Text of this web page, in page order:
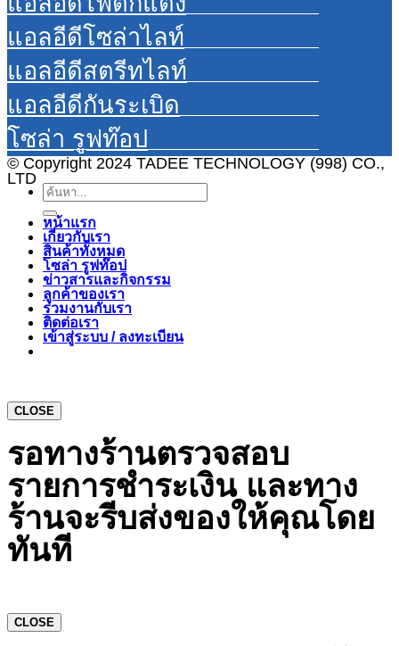
แอลอีดีโซล่าไลท์
แอลอีดีสตรีทไลท์
แอลอีดีกันระเบิด
โซล่า รูฟท๊อป
© Copyright 2024 TADEE TECHNOLOGY (998) CO.,
LTD
ค้นหา:
หน้าแรก
เกี่ยวกับเรา
สินค้าทั้งหมด
โซล่า รูฟท๊อป
ข่าวสารและกิจกรรม
ลูกค้าของเรา
ร่วมงานกับเรา
ติดต่อเรา
เข้าสู่ระบบ / ลงทะเบียน
CLOSE
รอทางร้านตรวจสอบ
รายการชำระเงิน และทาง
ร้านจะรีบส่งของให้คุณโดย
ทันที
CLOSE